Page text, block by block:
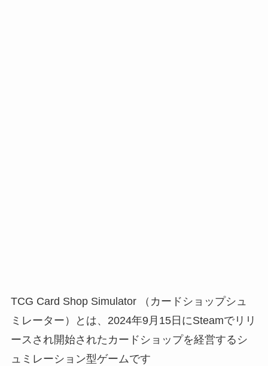
TCG Card Shop Simulator （カードショップシュ
ミレーター）とは、2024年9月15日にSteamでリリ
ースされ開始されたカードショップを経営するシ
ュミレーション型ゲームです